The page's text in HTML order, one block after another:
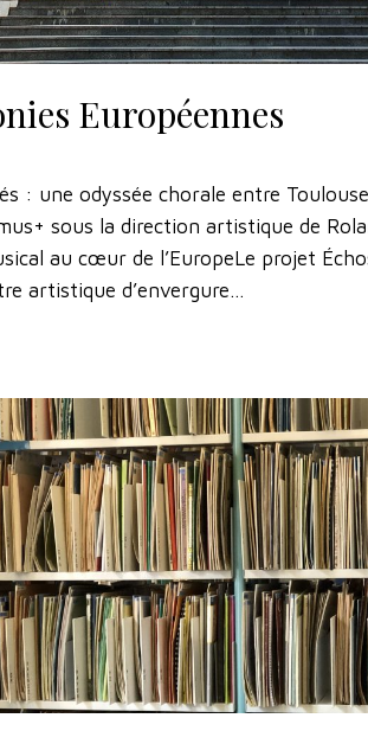
Européennes
: une odyssée chorale entre
sous la direction artistique de
au cœur de l’EuropeLe projet
artistique d’envergure…